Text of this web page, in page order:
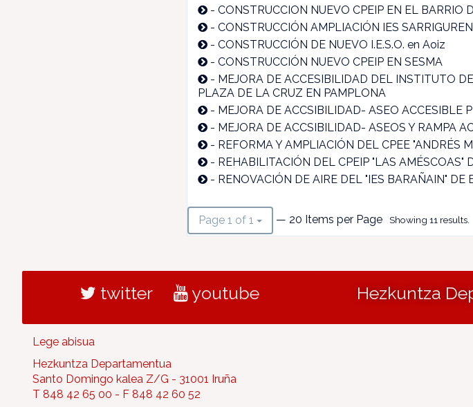
-CONSTRUCCION NUEVO CPEIP EN EL
-CONSTRUCCIÓN AMPLIACIÓN IES SARRIGUREN
-CONSTRUCCIÓN DE NUEVO I.E.S.O. en Aoiz
-CONSTRUCCIÓN NUEVO CPEIP EN SESMA
- MEJORA DE ACCESIBILIDAD DEL INSTITUTO
PLAZA DE LA CRUZ EN PAMPLONA
- MEJORA DE ACCSIBILIDAD- ASEO ACCESIBLE
- MEJORA DE ACCSIBILIDAD- ASEOS Y RAMPA
- REFORMA Y AMPLIACIÓN DEL CPEE "ANDRÉS
- REHABILITACIÓN DEL CPEIP "LAS AMÉSCOAS"
- RENOVACIÓN DE AIRE DEL "IES BARAÑAIN" DE
Page 1 of 1 — 20 Items per Page Showing 11 results.
twitter youtube Hezkuntza
Lege abisua
Hezkuntza Departamentua
Santo Domingo kalea Z/G - 31001 Iruña
T 848 42 65 00 - F 848 42 60 52